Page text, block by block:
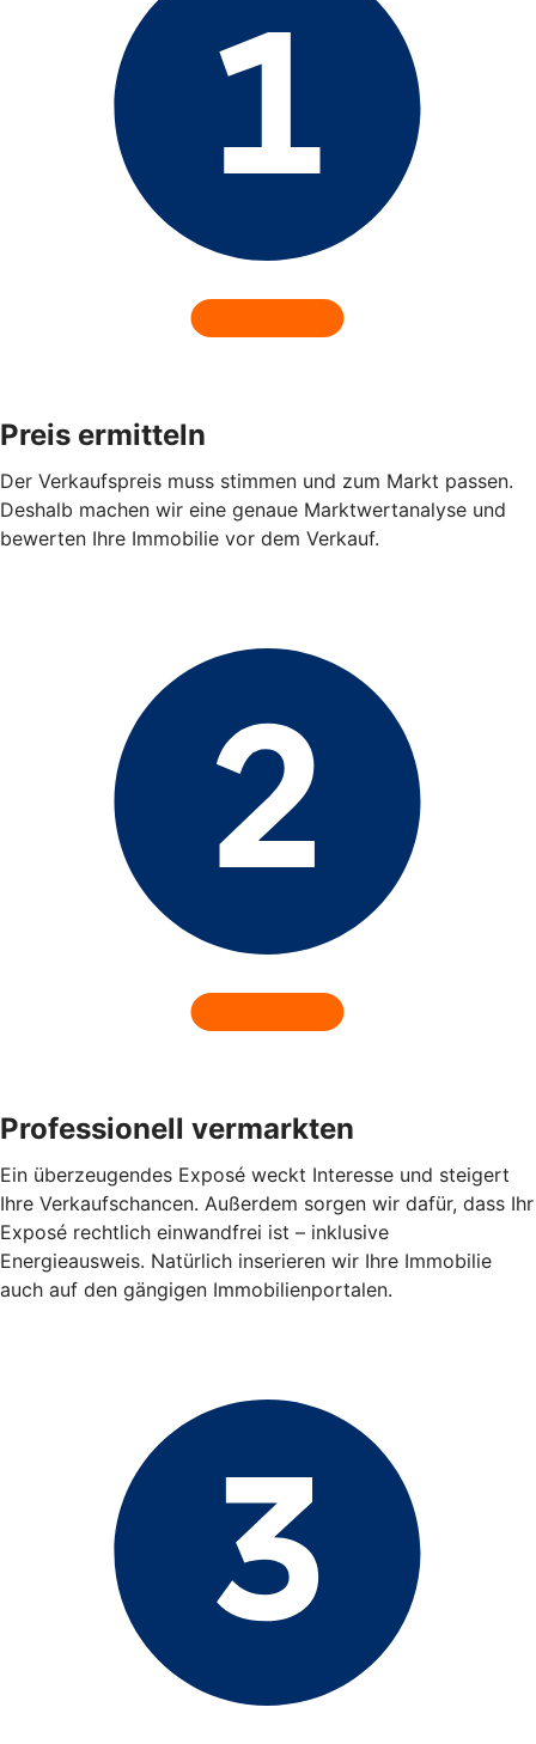
Preis ermitteln
Der Verkaufspreis muss stimmen und zum Markt passen.
Deshalb machen wir eine genaue Marktwertanalyse und
bewerten Ihre Immobilie vor dem Verkauf.
Professionell vermarkten
Ein überzeugendes Exposé weckt Interesse und steigert
Ihre Verkaufschancen. Außerdem sorgen wir dafür, dass Ihr
Exposé rechtlich einwandfrei ist – inklusive
Energieausweis. Natürlich inserieren wir Ihre Immobilie
auch auf den gängigen Immobilienportalen.